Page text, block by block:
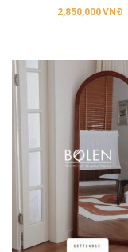
2,850,000VNĐ